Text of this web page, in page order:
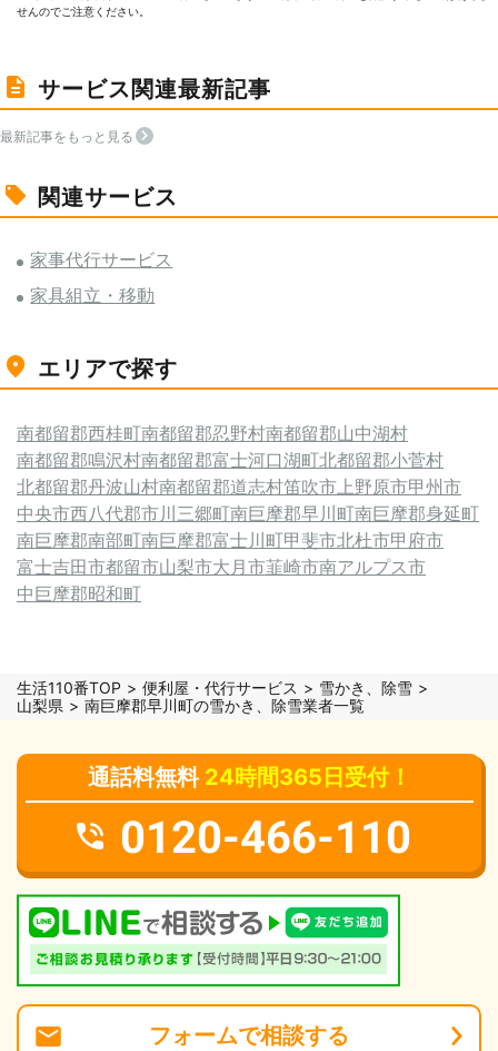
せんのでご注意ください。
サービス関連最新記事
最新記事をもっと見る
関連サービス
家事代行サービス
家具組立・移動
エリアで探す
南都留郡西桂町南都留郡忍野村南都留郡山中湖村
南都留郡鳴沢村南都留郡富士河口湖町北都留郡小菅村
北都留郡丹波山村南都留郡道志村笛吹市上野原市甲州市
中央市西八代郡市川三郷町南巨摩郡早川町南巨摩郡身延町
南巨摩郡南部町南巨摩郡富士川町甲斐市北杜市甲府市
富士吉田市都留市山梨市大月市韮崎市南アルプス市
中巨摩郡昭和町
生活110番TOP 便利屋・代行サービス
雪かき、除雪
山梨県
南巨摩郡早川町の雪かき、除雪業者一覧
通話料無料 24時間365日受付！
0120-466-110
フォームで相談する